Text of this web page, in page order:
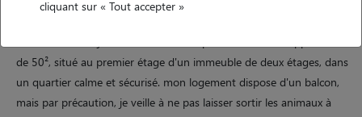
de 50², situé au premier étage d'un immeuble de deux étages, dans
un quartier calme et sécurisé. mon logement dispose d'un balcon,
mais par précaution, je veille à ne pas laisser sortir les animaux à
cliquant sur « Tout accepter »